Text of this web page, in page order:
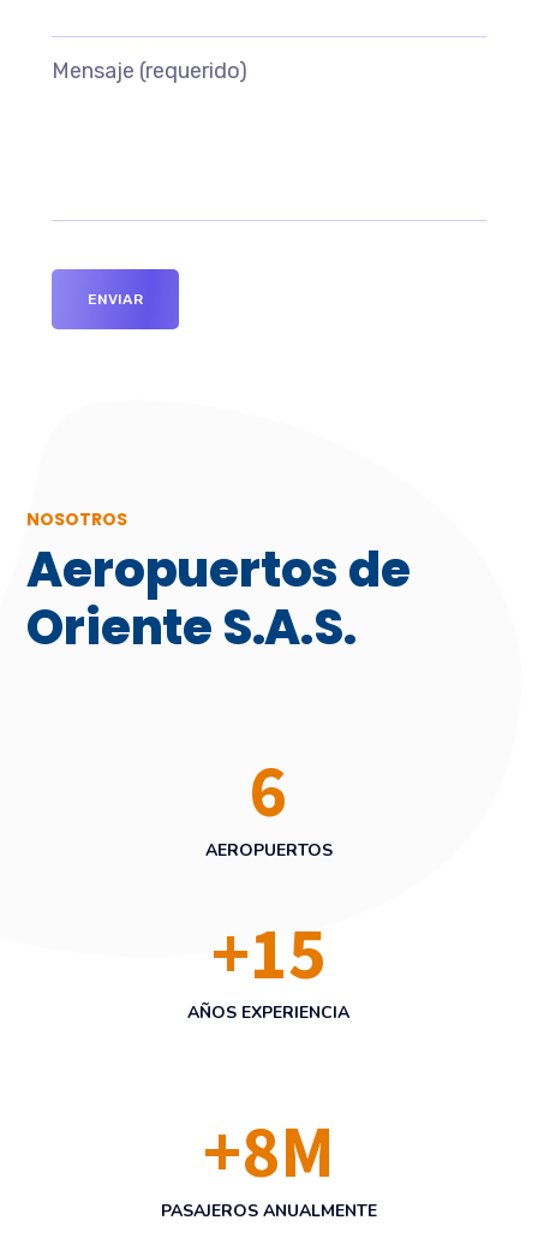
Mensaje (requerido)
NOSOTROS
Aeropuertos de
Oriente S.A.S.
6
AEROPUERTOS
+15
AÑOS EXPERIENCIA
+8M
PASAJEROS ANUALMENTE